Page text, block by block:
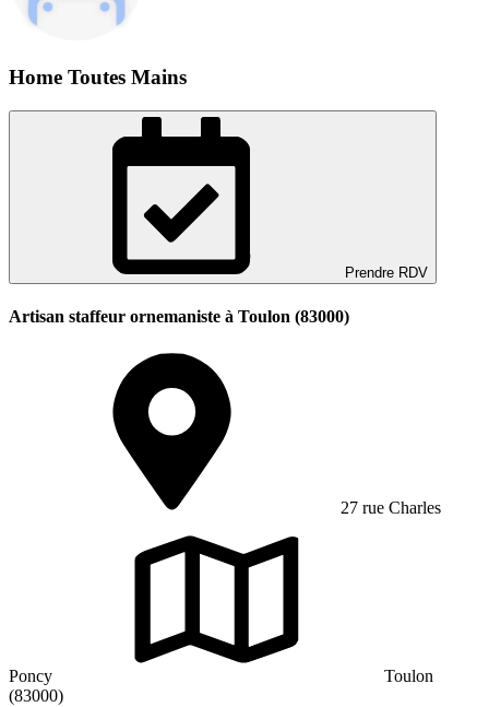
Home Toutes Mains
Prendre RDV
Artisan staffeur ornemaniste à Toulon (83000)
27 rue Charles
Poncy
Toulon
(83000)